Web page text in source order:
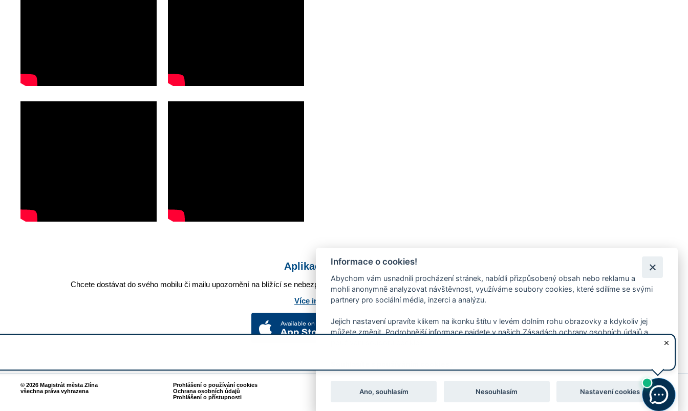
Aplikace Mobilní rozhlas
Chcete dostávat do svého mobilu či mailu upozornění na blížící se nebezpečí, odstávky, poruchy a výpadky energií, ankety, pozvánky na kulturní a sportovní akce?
Více informací o aplikaci
© 2026 Magistrát města Zlína
všechna práva vyhrazena
Prohlášení o používání cookies
Ochrana osobních údajů
Prohlášení o přístupnosti
webmaster@zlin.eu
Informace o cookies!
Abychom vám usnadnili procházení stránek, nabídli přizpůsobený obsah nebo reklamu a
mohli anonymně analyzovat návštěvnost, využíváme soubory cookies, které sdílíme se svými
partnery pro sociální média, inzerci a analýzu.
Jejich nastavení upravíte klikem na ikonku štítu v levém dolním rohu obrazovky a kdykoliv jej
můžete změnit. Podrobnější informace najdete v našich Zásadách ochrany osobních údajů a
Ano, souhlasím Nesouhlasím Nastavení cookies